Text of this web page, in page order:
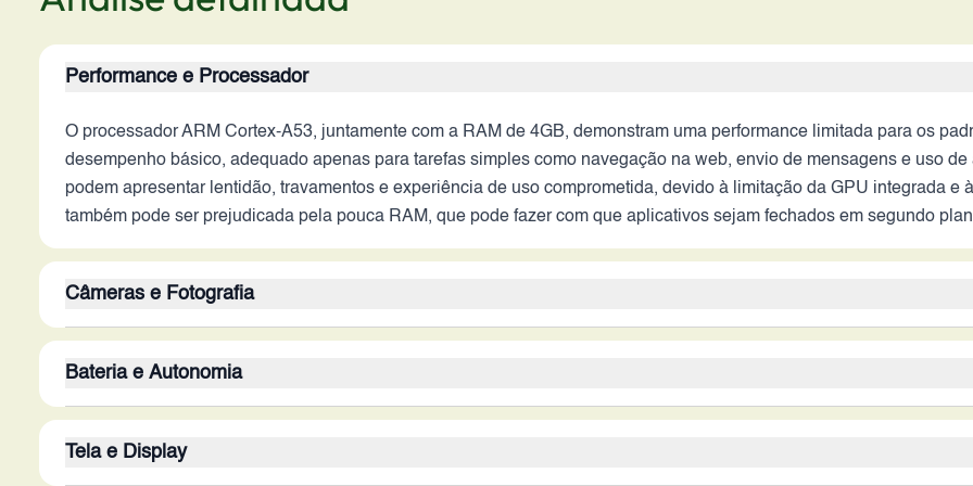
Performance e Processador
O processador ARM Cortex-A53, juntamente com a RAM de 4GB, demonstram uma performance limitada para os
desempenho básico, adequado apenas para tarefas simples como navegação na web, envio de mensagens e uso
podem apresentar lentidão, travamentos e experiência de uso comprometida, devido à limitação da GPU integrada e
também pode ser prejudicada pela pouca RAM, que pode fazer com que aplicativos sejam fechados em segundo
Câmeras e Fotografia
iluminação, mas a ausência de recursos como estabilização óptica de imagem (OIS) e modos de captura avançados,
fotografar em ambientes com pouca luz e de obter fotos com alta qualidade em geral. A câmera frontal de 5MP é
menos nítidas e com tremidos.
Bateria e Autonomia
otimização de software influenciam diretamente a duração da bateria. O tempo de carregamento provavelmente é
Tela e Display